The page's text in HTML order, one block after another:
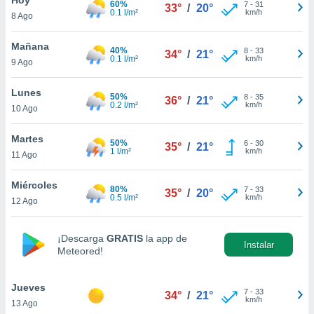
en
más
nuestra
de
aceptar
de
8 Ago
60%
0.1 l/m²
33° / 20° 7- 31
km/h
Mañana
9 Ago
40%
0.1 l/m²
34° / 21° 8- 33
km/h
Lunes
10 Ago
50%
0.2 l/m²
36° / 21° 8- 35
km/h
Martes
11 Ago
50%
1 l/m²
35° / 21° 6- 30
km/h
Miércoles
12 Ago
80%
0.5 l/m²
35° / 20° 7- 33
km/h
¡Descarga GRATIS la app de
Meteored!
Instalar
Jueves
13 Ago
34° / 21° 7- 33
km/h